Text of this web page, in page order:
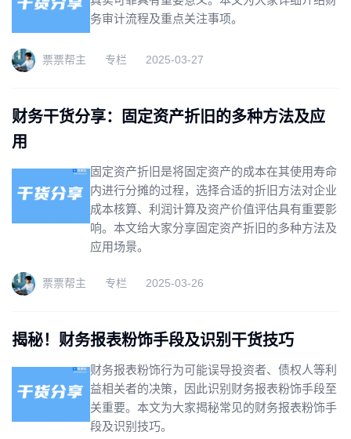
务审计流程及重点关注事项。
票票帮主 专栏 2025-03-27
财务干货分享：固定资产折旧的多种方法及应
用
固定资产折旧是将固定资产的成本在其使用寿命
内进行分摊的过程，选择合适的折旧方法对企业
成本核算、利润计算及资产价值评估具有重要影
响。本文给大家分享固定资产折旧的多种方法及
应用场景。
票票帮主 专栏 2025-03-26
揭秘！财务报表粉饰手段及识别干货技巧
财务报表粉饰行为可能误导投资者、债权人等利
益相关者的决策，因此识别财务报表粉饰手段至
关重要。本文为大家揭秘常见的财务报表粉饰手
段及识别技巧。